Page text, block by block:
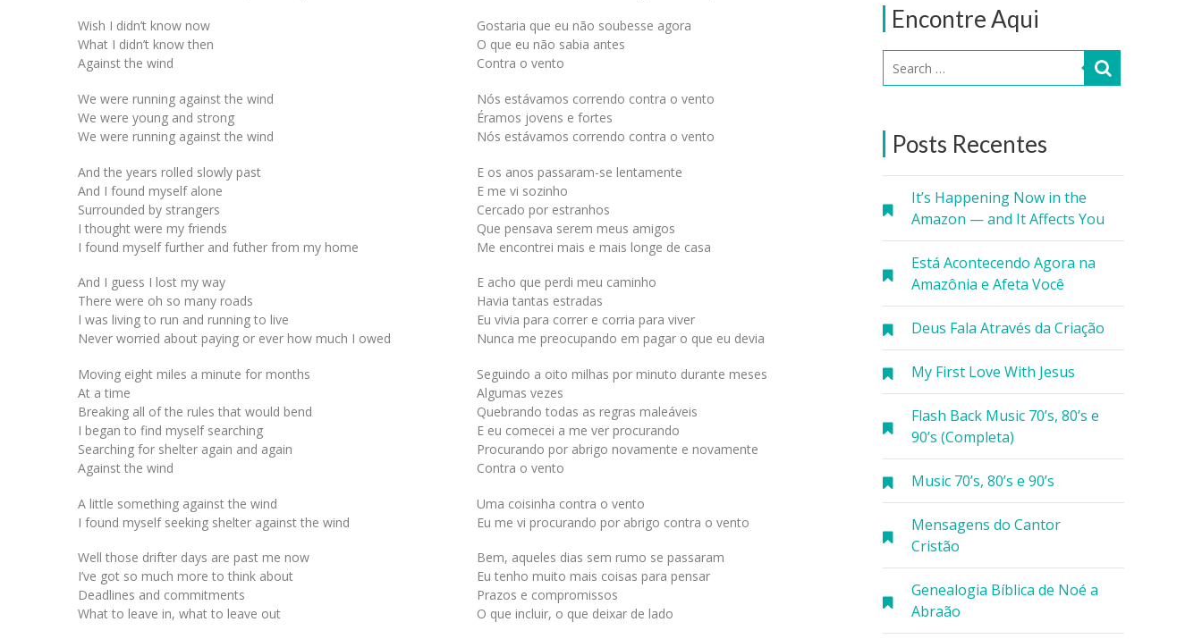
Encontre Aqui
Posts Recentes
It’s Happening Now in the
Amazon — and It Affects You
Está Acontecendo Agora na
Amazônia e Afeta Você
Deus Fala Através da Criação
My First Love With Jesus
Flash Back Music 70’s, 80’s e
90’s (Completa)
Music 70’s, 80’s e 90’s
Mensagens do Cantor
Cristão
Genealogia Bíblica de Noé a
Abraão
Wish I didn’t know now
What I didn’t know then
Against the wind
We were running against the wind
We were young and strong
We were running against the wind
And the years rolled slowly past
And I found myself alone
Surrounded by strangers
I thought were my friends
I found myself further and futher from my home
And I guess I lost my way
There were oh so many roads
I was living to run and running to live
Never worried about paying or ever how much I owed
Moving eight miles a minute for months
At a time
Breaking all of the rules that would bend
I began to find myself searching
Searching for shelter again and again
Against the wind
A little something against the wind
I found myself seeking shelter against the wind
Well those drifter days are past me now
I’ve got so much more to think about
Deadlines and commitments
What to leave in, what to leave out
Gostaria que eu não soubesse agora
O que eu não sabia antes
Contra o vento
Nós estávamos correndo contra o vento
Éramos jovens e fortes
Nós estávamos correndo contra o vento
E os anos passaram-se lentamente
E me vi sozinho
Cercado por estranhos
Que pensava serem meus amigos
Me encontrei mais e mais longe de casa
E acho que perdi meu caminho
Havia tantas estradas
Eu vivia para correr e corria para viver
Nunca me preocupando em pagar o que eu devia
Seguindo a oito milhas por minuto durante meses
Algumas vezes
Quebrando todas as regras maleáveis
E eu comecei a me ver procurando
Procurando por abrigo novamente e novamente
Contra o vento
Uma coisinha contra o vento
Eu me vi procurando por abrigo contra o vento
Bem, aqueles dias sem rumo se passaram
Eu tenho muito mais coisas para pensar
Prazos e compromissos
O que incluir, o que deixar de lado